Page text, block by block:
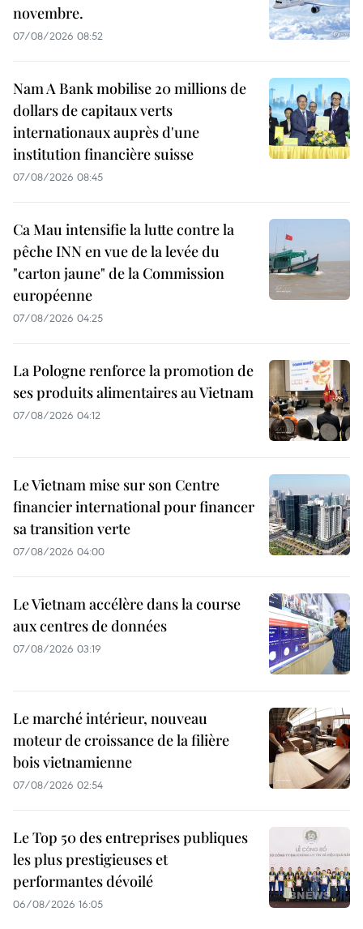
novembre.
07/08/2026 08:52
Nam A Bank mobilise 20 millions de
dollars de capitaux verts
internationaux auprès d'une
institution financière suisse
07/08/2026 08:45
Ca Mau intensifie la lutte contre la
pêche INN en vue de la levée du
"carton jaune" de la Commission
européenne
07/08/2026 04:25
La Pologne renforce la promotion de
ses produits alimentaires au Vietnam
07/08/2026 04:12
Le Vietnam mise sur son Centre
financier international pour financer
sa transition verte
07/08/2026 04:00
Le Vietnam accélère dans la course
aux centres de données
07/08/2026 03:19
Le marché intérieur, nouveau
moteur de croissance de la filière
bois vietnamienne
07/08/2026 02:54
Le Top 50 des entreprises publiques
les plus prestigieuses et
performantes dévoilé
06/08/2026 16:05